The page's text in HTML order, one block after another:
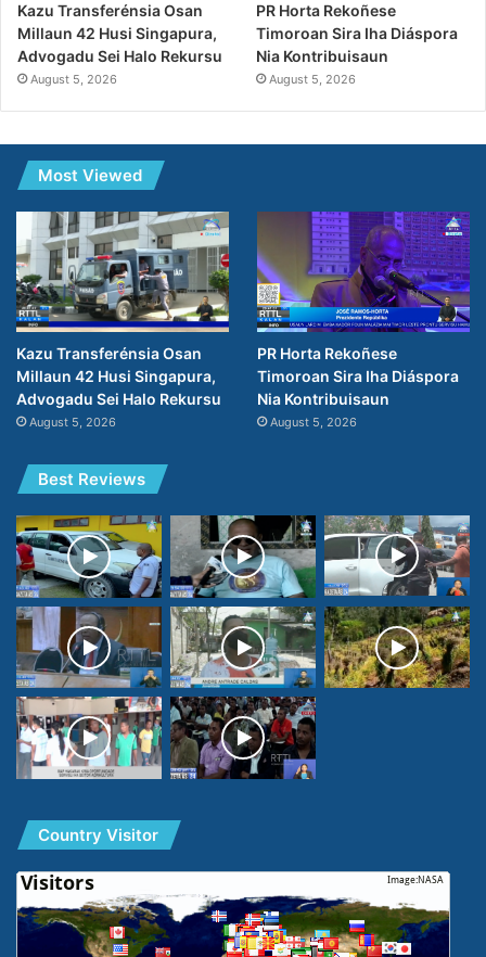
Kazu Transferénsia Osan
Millaun 42 Husi Singapura,
Advogadu Sei Halo Rekursu
August 5, 2026
PR Horta Rekoñese
Timoroan Sira Iha Diáspora
Nia Kontribuisaun
August 5, 2026
Most Viewed
Kazu Transferénsia Osan
Millaun 42 Husi Singapura,
Advogadu Sei Halo Rekursu
August 5, 2026
PR Horta Rekoñese
Timoroan Sira Iha Diáspora
Nia Kontribuisaun
August 5, 2026
Best Reviews
Country Visitor